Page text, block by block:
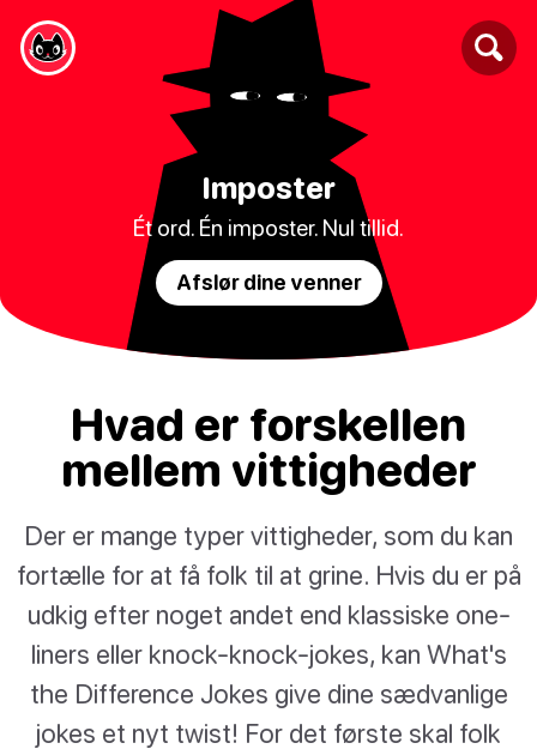
Imposter
Ét ord. Én imposter. Nul tillid.
Afslør dine venner
Hvad er forskellen
mellem vittigheder
Der er mange typer vittigheder, som du kan
fortælle for at få folk til at grine. Hvis du er på
udkig efter noget andet end klassiske one-
liners eller knock-knock-jokes, kan What's
the Difference Jokes give dine sædvanlige
jokes et nyt twist! For det første skal folk